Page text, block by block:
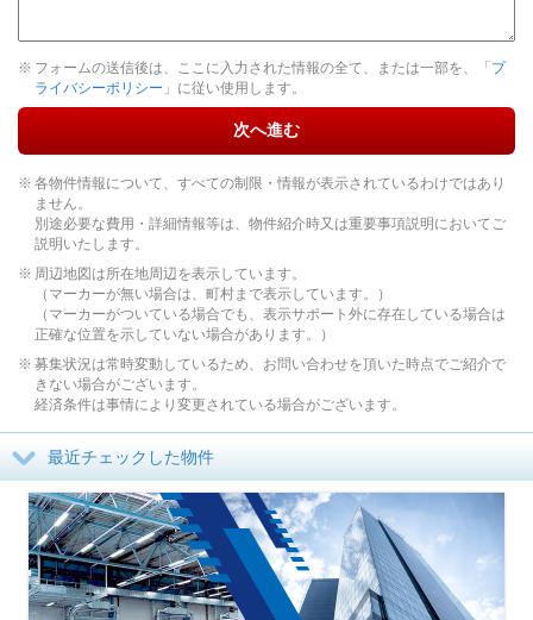
フォームの送信後は、ここに入力された情報の全て、または一部を、「 プ
ライバシーポリシー 」に従い使用します。
次へ進む
各物件情報について、すべての制限・情報が表示されているわけではあり
ません。
別途必要な費用・詳細情報等は、物件紹介時又は重要事項説明においてご
説明いたします。
周辺地図は所在地周辺を表示しています。
（マーカーが無い場合は、町村まで表示しています。）
（マーカーがついている場合でも、表示サポート外に存在している場合は
正確な位置を示していない場合があります。）
募集状況は常時変動しているため、お問い合わせを頂いた時点でご紹介で
きない場合がございます。
経済条件は事情により変更されている場合がございます。
最近チェックした物件